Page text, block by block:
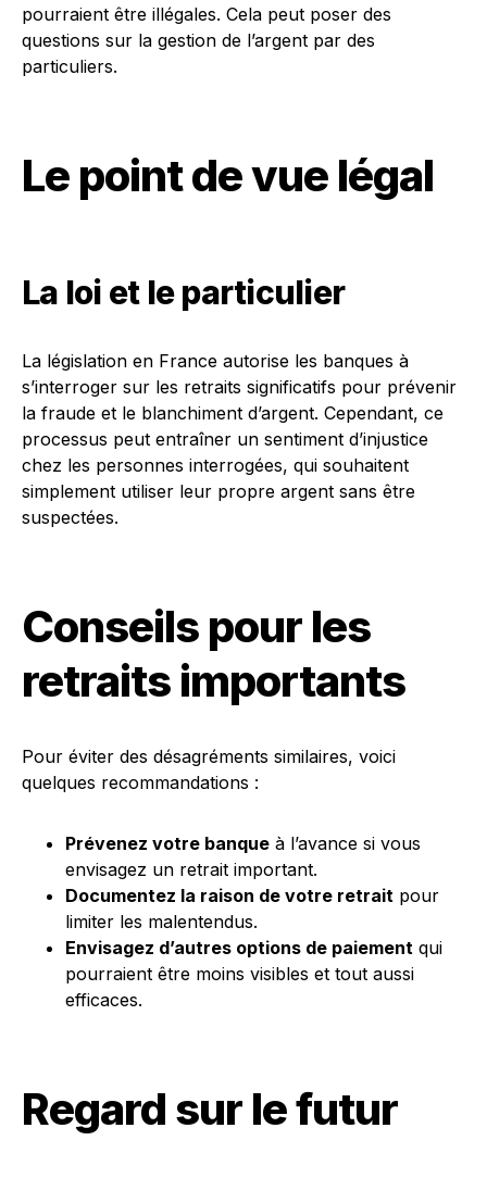
pourraient être illégales. Cela peut poser des
questions sur la gestion de l’argent par des
particuliers.
Le point de vue légal
La loi et le particulier
La législation en France autorise les banques à
s’interroger sur les retraits significatifs pour prévenir
la fraude et le blanchiment d’argent. Cependant, ce
processus peut entraîner un sentiment d’injustice
chez les personnes interrogées, qui souhaitent
simplement utiliser leur propre argent sans être
suspectées.
Conseils pour les
retraits importants
Pour éviter des désagréments similaires, voici
quelques recommandations :
Prévenez votre banque à l’avance si vous
envisagez un retrait important.
Documentez la raison de votre retrait pour
limiter les malentendus.
Envisagez d’autres options de paiement qui
pourraient être moins visibles et tout aussi
efficaces.
Regard sur le futur